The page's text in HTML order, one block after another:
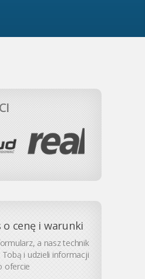
o cenę i warunki
a nasz technik
i udzieli informacji
ofercie